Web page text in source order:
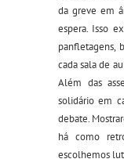
da greve em
espera. Isso
panfletagens,
cada sala de
Além das
solidário em
debate.
há como
escolhemos